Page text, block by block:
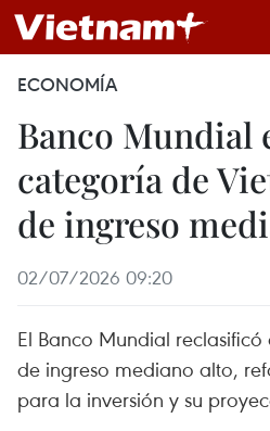
ECONOMÍA
Banco Mundial
categoría de
de ingreso
02/07/2026 09:20
El Banco Mundial
de ingreso mediano alto,
para la inversión y su